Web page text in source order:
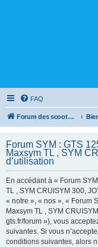
FAQ
Forum des scooters SYM - GTS -MAXSYM - CRUISYM - JOYMAX - Maxsym TL
Forum SYM : GTS
Maxsym TL , SYM
d’utilisation
En accédant à « Forum
TL , SYM CRUISYM 300,
« notre », « nos », « Forum
Maxsym TL , SYM
gts.fr/forum »), vous
suivantes. Si vous
conditions suivantes, alors